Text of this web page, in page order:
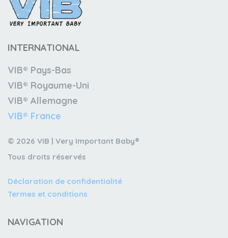
INTERNATIONAL
VIB® Pays-Bas
VIB® Royaume-Uni
VIB® Allemagne
VIB® France
© 2026 VIB | Very Important Baby®
Tous droits réservés
Déclaration de confidentialité
Termes et conditions
NAVIGATION